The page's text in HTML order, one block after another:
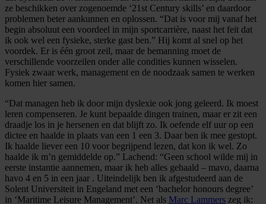
ze beschikken over zogenoemde ‘21st Century skills’ en daardoor
problemen beter aankunnen en oplossen. “Dat is voor mij vanaf het
begin absoluut een voordeel in mijn sportcarrière, naast het feit dat
ik ook wel een fysieke, sterke gast ben.” Hij komt al snel op het
voordek. Er is één groot zeil, maar de bemanning moet de
verschillende voorzeilen onder alle condities kunnen wisselen.
Fysiek zwaar werk, management en de noodzaak samen te werken
komen hier samen.
“Dat managen heb ik door mijn dyslexie ook jong geleerd. Ik moest
leren compenseren. Je kunt bepaalde dingen trainen, maar er zit een
draadje los in je hersenen en dat blijft zo. Ik oefende elf uur op een
dictee en haalde in plaats van een 1 een 3. Daar ben ik mee gestopt.
Ik haalde liever een 10 voor begrijpend lezen, dat kon ik wel. Zo
haalde ik m’n gemiddelde op.” Lachend: “Geen school wilde mij in
eerste instantie aannemen, maar ik heb alles gehaald – mavo, daarna
havo 4 en 5 in een jaar . Uiteindelijk ben ik afgestudeerd aan de
Solent Universiteit in Engeland met een ‘bachelor honours degree’
in ‘Maritime Leisure Management’. Net als Marc Lammers zeg ik: